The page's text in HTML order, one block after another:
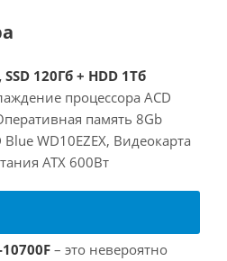
120Гб + HDD 1Тб
процессора ACD
память 8Gb
WD10EZEX, Видеокарта
ATX 600Вт
– это невероятно